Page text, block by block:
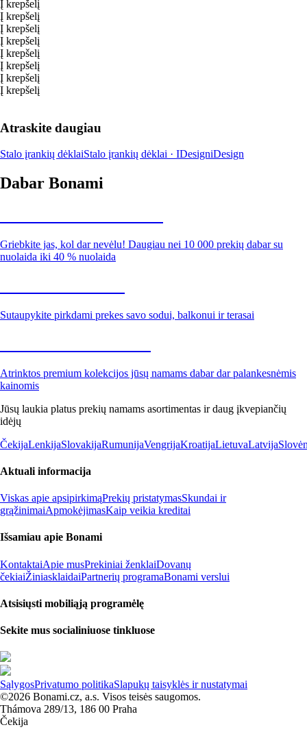
Į krepšelį
Į krepšelį
Į krepšelį
Į krepšelį
Į krepšelį
Į krepšelį
Į krepšelį
Į krepšelį
Atraskite daugiau
Stalo įrankių dėklaiStalo įrankių dėklai · IDesigniDesign
Dabar Bonami
Griebkite jas, kol dar nevėlu! Daugiau nei 10 000 prekių dabar su
nuolaida iki 40 % nuolaida
Sutaupykite pirkdami prekes savo sodui, balkonui ir terasai
Atrinktos premium kolekcijos jūsų namams dabar dar palankesnėmis
kainomis
Jūsų laukia platus prekių namams asortimentas ir daug įkvepiančių
idėjų
ČekijaLenkijaSlovakijaRumunijaVengrijaKroatijaLietuvaLatvija
Aktuali informacija
Viskas apie apsipirkimąPrekių pristatymasSkundai ir
grąžinimaiApmokėjimasKaip veikia kreditai
Išsamiau apie Bonami
KontaktaiApie musPrekiniai ženklaiDovanų
čekiaiŽiniasklaidaiPartnerių programaBonami verslui
Atsisiųsti mobiliąją programėlę
Sekite mus socialiniuose tinkluose
SąlygosPrivatumo politikaSlapukų taisyklės ir nustatymai
©2026 Bonami.cz, a.s. Visos teisės saugomos.
Thámova 289/13, 186 00 Praha
Čekija